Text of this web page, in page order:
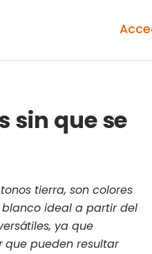
sin que se
tierra, son colores
blanco ideal a partir del
ya que
que pueden resultar